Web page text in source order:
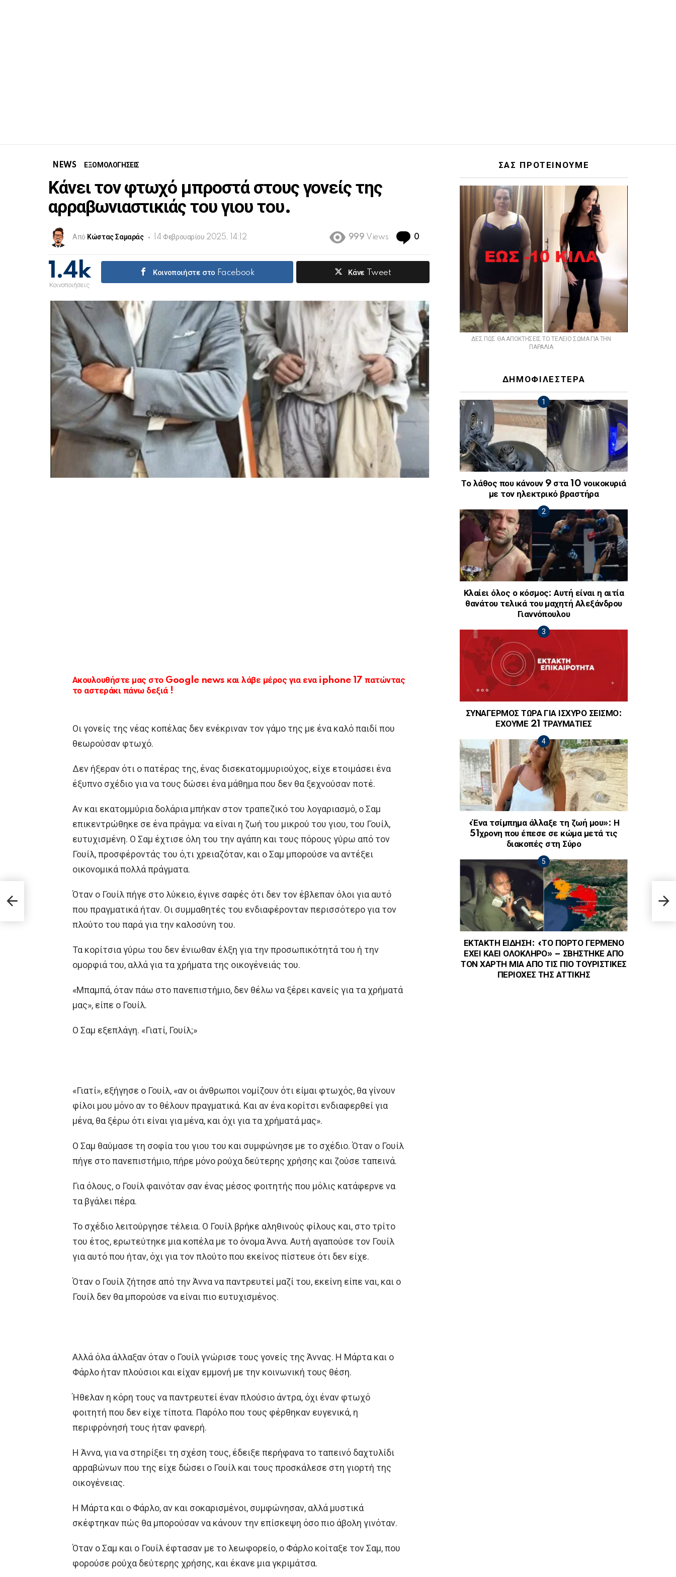
NEWS ΕΞΟΜΟΛΟΓΗΣΕΙΣ
Κάνει τον φτωχό μπροστά στους γονείς της
αρραβωνιαστικιάς του γιου του.
Από Κώστας Σαμαράς 14 Φεβρουαρίου 2025, 14:12 999 Views 0
1.4k
Κοινοποιήσεις
Κοινοποιήστε στο Facebook Κάνε Tweet
Ακουλουθήστε μας στο Google news και λάβε μέρος για ενα iphone 17 πατώντας
το αστεράκι πάνω δεξιά !
Οι γονείς της νέας κοπέλας δεν ενέκριναν τον γάμο της με ένα καλό παιδί που
θεωρούσαν φτωχό.
Δεν ήξεραν ότι ο πατέρας της, ένας δισεκατομμυριούχος, είχε ετοιμάσει ένα
έξυπνο σχέδιο για να τους δώσει ένα μάθημα που δεν θα ξεχνούσαν ποτέ.
Αν και εκατομμύρια δολάρια μπήκαν στον τραπεζικό του λογαριασμό, ο Σαμ
επικεντρώθηκε σε ένα πράγμα: να είναι η ζωή του μικρού του γιου, του Γουίλ,
ευτυχισμένη. Ο Σαμ έχτισε όλη του την αγάπη και τους πόρους γύρω από τον
Γουίλ, προσφέροντάς του ό,τι χρειαζόταν, και ο Σαμ μπορούσε να αντέξει
οικονομικά πολλά πράγματα.
Όταν ο Γουίλ πήγε στο λύκειο, έγινε σαφές ότι δεν τον έβλεπαν όλοι για αυτό
που πραγματικά ήταν. Οι συμμαθητές του ενδιαφέρονταν περισσότερο για τον
πλούτο του παρά για την καλοσύνη του.
Τα κορίτσια γύρω του δεν ένιωθαν έλξη για την προσωπικότητά του ή την
ομορφιά του, αλλά για τα χρήματα της οικογένειάς του.
«Μπαμπά, όταν πάω στο πανεπιστήμιο, δεν θέλω να ξέρει κανείς για τα χρήματά
μας», είπε ο Γουίλ.
Ο Σαμ εξεπλάγη. «Γιατί, Γουίλ;»
«Γιατί», εξήγησε ο Γουίλ, «αν οι άνθρωποι νομίζουν ότι είμαι φτωχός, θα γίνουν
φίλοι μου μόνο αν το θέλουν πραγματικά. Και αν ένα κορίτσι ενδιαφερθεί για
μένα, θα ξέρω ότι είναι για μένα, και όχι για τα χρήματά μας».
Ο Σαμ θαύμασε τη σοφία του γιου του και συμφώνησε με το σχέδιο. Όταν ο Γουίλ
πήγε στο πανεπιστήμιο, πήρε μόνο ρούχα δεύτερης χρήσης και ζούσε ταπεινά.
Για όλους, ο Γουίλ φαινόταν σαν ένας μέσος φοιτητής που μόλις κατάφερνε να
τα βγάλει πέρα.
Το σχέδιο λειτούργησε τέλεια. Ο Γουίλ βρήκε αληθινούς φίλους και, στο τρίτο
του έτος, ερωτεύτηκε μια κοπέλα με το όνομα Άννα. Αυτή αγαπούσε τον Γουίλ
για αυτό που ήταν, όχι για τον πλούτο που εκείνος πίστευε ότι δεν είχε.
Όταν ο Γουίλ ζήτησε από την Άννα να παντρευτεί μαζί του, εκείνη είπε ναι, και ο
Γουίλ δεν θα μπορούσε να είναι πιο ευτυχισμένος.
Αλλά όλα άλλαξαν όταν ο Γουίλ γνώρισε τους γονείς της Άννας. Η Μάρτα και ο
Φάρλο ήταν πλούσιοι και είχαν εμμονή με την κοινωνική τους θέση.
Ήθελαν η κόρη τους να παντρευτεί έναν πλούσιο άντρα, όχι έναν φτωχό
φοιτητή που δεν είχε τίποτα. Παρόλο που τους φέρθηκαν ευγενικά, η
περιφρόνησή τους ήταν φανερή.
Η Άννα, για να στηρίξει τη σχέση τους, έδειξε περήφανα το ταπεινό δαχτυλίδι
αρραβώνων που της είχε δώσει ο Γουίλ και τους προσκάλεσε στη γιορτή της
οικογένειας.
Η Μάρτα και ο Φάρλο, αν και σοκαρισμένοι, συμφώνησαν, αλλά μυστικά
σκέφτηκαν πώς θα μπορούσαν να κάνουν την επίσκεψη όσο πιο άβολη γινόταν.
Όταν ο Σαμ και ο Γουίλ έφτασαν με το λεωφορείο, ο Φάρλο κοίταξε τον Σαμ, που
φορούσε ρούχα δεύτερης χρήσης, και έκανε μια γκριμάτσα.
ΣΑΣ ΠΡΟΤΕΙΝΟΥΜΕ
ΔΕΣ ΠΩΣ ΘΑ ΑΠΟΚΤΗΣΕΙΣ ΤΟ ΤΕΛΕΙΟ ΣΩΜΑ ΓΙΑ ΤΗΝ
ΠΑΡΑΛΙΑ
ΔΗΜΟΦΙΛΕΣΤΕΡΑ
Το λάθος που κάνουν 9 στα 10 νοικοκυριά
με τον ηλεκτρικό βραστήρα
Κλαίει όλος ο κόσμος: Αυτή είναι η αιτία
θανάτου τελικά του μαχητή Αλεξάνδρου
Γιαννόπουλου
ΣΥΝΑΓΕΡΜΟΣ ΤΩΡΑ ΓΙΑ ΙΣΧΥΡΟ ΣΕΙΣΜΟ:
ΕΧΟΥΜΕ 21 ΤΡΑΥΜΑΤΙΕΣ
«Ένα τσίμπημα άλλαξε τη ζωή μου»: Η
51χρονη που έπεσε σε κώμα μετά τις
διακοπές στη Σύρο
ΕΚΤΑΚΤΗ ΕΙΔΗΣΗ: «ΤΟ ΠΟΡΤΟ ΓΕΡΜΕΝΟ
ΕΧΕΙ ΚΑΕΙ ΟΛΟΚΛΗΡΟ» – ΣΒΗΣΤΗΚΕ ΑΠΟ
ΤΟΝ ΧΑΡΤΗ ΜΙΑ ΑΠΟ ΤΙΣ ΠΙΟ ΤΟΥΡΙΣΤΙΚΕΣ
ΠΕΡΙΟΧΕΣ ΤΗΣ ΑΤΤΙΚΗΣ